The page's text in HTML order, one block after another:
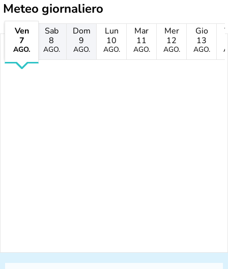
Meteo giornaliero
Ven
7
AGO.
Sab
8
AGO.
Dom
9
AGO.
Lun
10
AGO.
Mar
11
AGO.
Mer
12
AGO.
Gio
13
AGO.